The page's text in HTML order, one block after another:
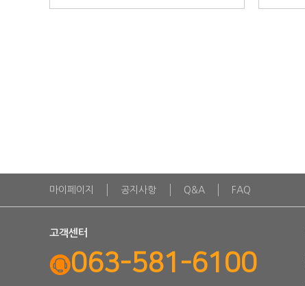
마이페이지 공지사항 Q&A FAQ
고객센터
063-581-6100